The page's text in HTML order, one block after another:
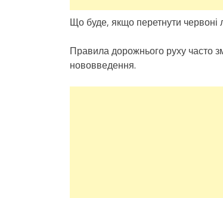
Що буде, якщо перетнути червоні
Правила дорожнього руху часто
нововведення.